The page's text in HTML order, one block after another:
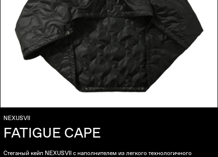
NEXUSVII
FATIGUE CAPE
Стеганый кейп NEXUSVII с наполнителем из легкого технологичного